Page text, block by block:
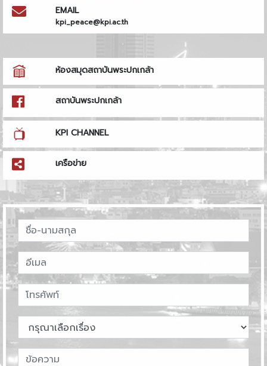
EMAIL
kpi_peace@kpi.ac.th
ห้องสมุดสถาบันพระปกเกล้า
สถาบันพระปกเกล้า
KPI CHANNEL
เครือข่าย